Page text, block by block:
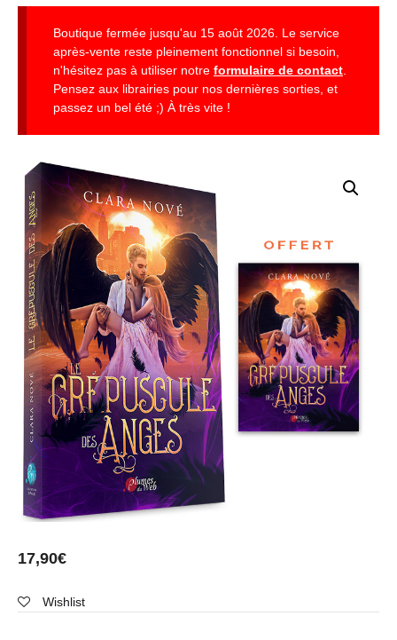
Boutique fermée jusqu'au 15 août 2026. Le service
après-vente reste pleinement fonctionnel si besoin,
n'hésitez pas à utiliser notre formulaire de contact
Pensez aux librairies pour nos dernières sorties, et
passez un bel été ;) À très vite !
17,90€
Wishlist